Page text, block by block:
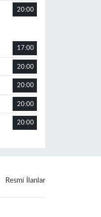
20:00
17:00
20:00
20:00
20:00
20:00
Resmi İlanlar